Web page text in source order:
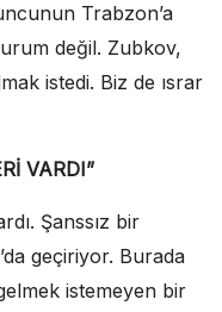
Trabzon’a
değil. Zubkov,
istedi. Biz de ısrar
VARDI”
Şanssız bir
geçiriyor. Burada
istemeyen bir